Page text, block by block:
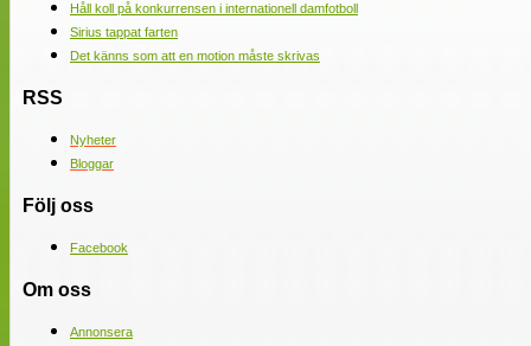
Håll koll på konkurrensen i internationell damfotboll
Sirius tappat farten
Det känns som att en motion måste skrivas
RSS
Nyheter
Bloggar
Följ oss
Facebook
Om oss
Annonsera